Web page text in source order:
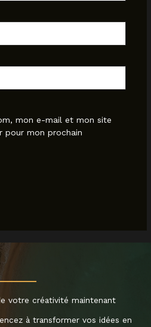
mon e-mail et mon site
pour mon prochain
votre créativité maintenant
à transformer vos idées en